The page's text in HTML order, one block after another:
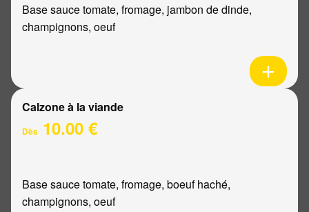
Base sauce tomate, fromage, jambon de dinde,
champignons, oeuf
Calzone à la viande
Dès 10.00 €
Base sauce tomate, fromage, boeuf haché,
champignons, oeuf